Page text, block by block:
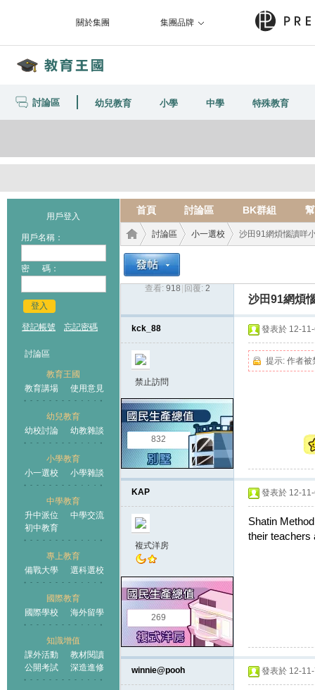
關於集團 集團品牌
討論區 幼兒教育 小學 中學 特殊教育
用戶登入
用戶名稱：
密 碼：
登入
登記帳號 忘記密碼
討論區
教育王國
教育講場
使用意見
幼兒教育
幼校討論
幼教雜談
小學教育
小一選校
小學雜談
中學教育
升中派位
中學交流
初中教育
專上教育
備戰大學
選科選校
國際教育
國際學校
海外留學
知識增值
課外活動
教材閱讀
公開考試
深造進修
首頁 討論區 BK群組
王國
討論區
›
小一選校 沙田91網煩惱讀咩
查看: 918 回覆: 2
沙田91網煩
kck_88
禁止訪問
832
發表於 12-
提示: 作者被
KAP
複式洋房
269
發表於 12-
Shatin
their teachers
winnie@pooh 發表於 12-